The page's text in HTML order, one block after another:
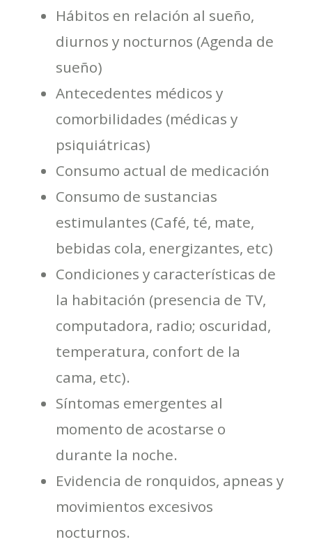
Hábitos en relación al sueño,
diurnos y nocturnos (Agenda de
sueño)
Antecedentes médicos y
comorbilidades (médicas y
psiquiátricas)
Consumo actual de medicación
Consumo de sustancias
estimulantes (Café, té, mate,
bebidas cola, energizantes, etc)
Condiciones y características de
la habitación (presencia de TV,
computadora, radio; oscuridad,
temperatura, confort de la
cama, etc).
Síntomas emergentes al
momento de acostarse o
durante la noche.
Evidencia de ronquidos, apneas y
movimientos excesivos
nocturnos.